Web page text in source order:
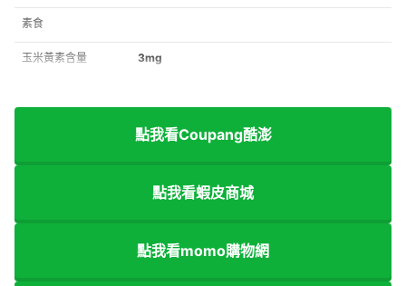
素食
玉米黃素含量 3mg
點我看Coupang酷澎
點我看蝦皮商城
點我看momo購物網